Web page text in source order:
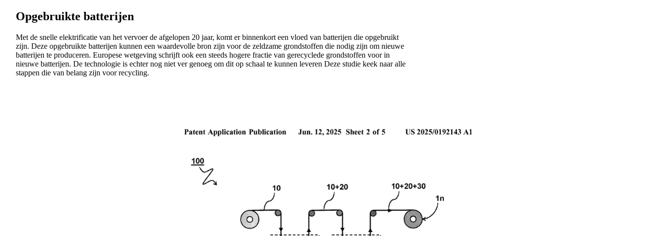
Opgebruikte batterijen
Met de snelle elektrificatie van het vervoer de afgelopen 20 jaar, komt er binnenkort een vloed van batterijen die opgebruikt
zijn. Deze opgebruikte batterijen kunnen een waardevolle bron zijn voor de zeldzame grondstoffen die nodig zijn om nieuwe
batterijen te produceren. Europese wetgeving schrijft ook een steeds hogere fractie van gerecyclede grondstoffen voor in
nieuwe batterijen. De technologie is echter nog niet ver genoeg om dit op schaal te kunnen leveren Deze studie keek naar alle
stappen die van belang zijn voor recycling.